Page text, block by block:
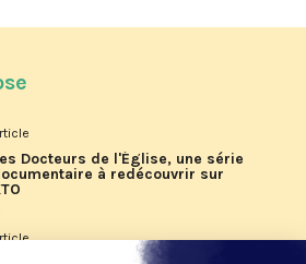
Docteurs de l'Église, une série
à redécouvrir sur